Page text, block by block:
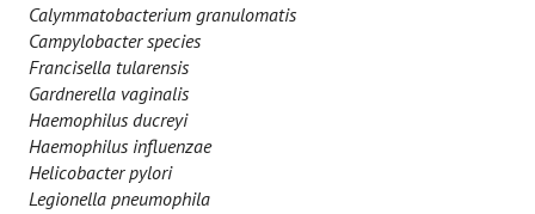
Calymmatobacterium granulomatis
Campylobacter species
Francisella tularensis
Gardnerella vaginalis
Haemophilus ducreyi
Haemophilus influenzae
Helicobacter pylori
Legionella pneumophila